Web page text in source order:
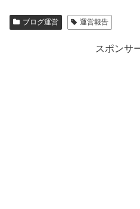
ブログ運営 運営報告
スポンサ